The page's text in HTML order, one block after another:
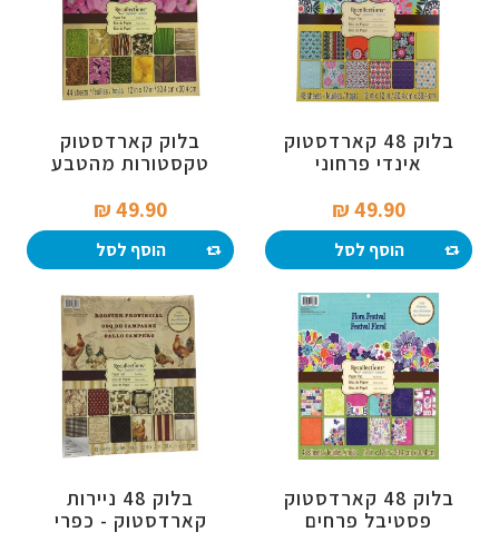
בלוק 48 קארדסטוק
אינדי פרחוני
49.90 ₪‎
הוסף לסל
בלוק קארדסטוק
טקסטורות מהטבע
49.90 ₪‎
הוסף לסל
בלוק 48 קארדסטוק
פסטיבל פרחים
בלוק 48 ניירות
קארדסטוק - כפרי